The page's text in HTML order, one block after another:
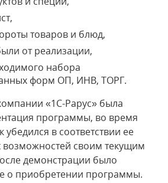
товаров и блюд,
от реализации,
набора
форм ОП, ИНВ, ТОРГ.
«1С-Рарус» была
программы, во время
убедился в соответствии ее
своим текущим
демонстрации было
о приобретении программы.